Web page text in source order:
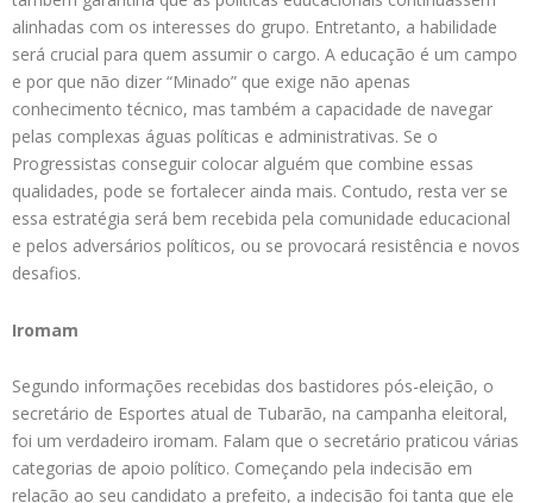
alinhadas com os interesses do grupo. Entretanto, a habilidade
será crucial para quem assumir o cargo. A educação é um campo
e por que não dizer “Minado” que exige não apenas
conhecimento técnico, mas também a capacidade de navegar
pelas complexas águas políticas e administrativas. Se o
Progressistas conseguir colocar alguém que combine essas
qualidades, pode se fortalecer ainda mais. Contudo, resta ver se
essa estratégia será bem recebida pela comunidade educacional
e pelos adversários políticos, ou se provocará resistência e novos
desafios.
Iromam
Segundo informações recebidas dos bastidores pós-eleição, o
secretário de Esportes atual de Tubarão, na campanha eleitoral,
foi um verdadeiro iromam. Falam que o secretário praticou várias
categorias de apoio político. Começando pela indecisão em
relação ao seu candidato a prefeito, a indecisão foi tanta que ele